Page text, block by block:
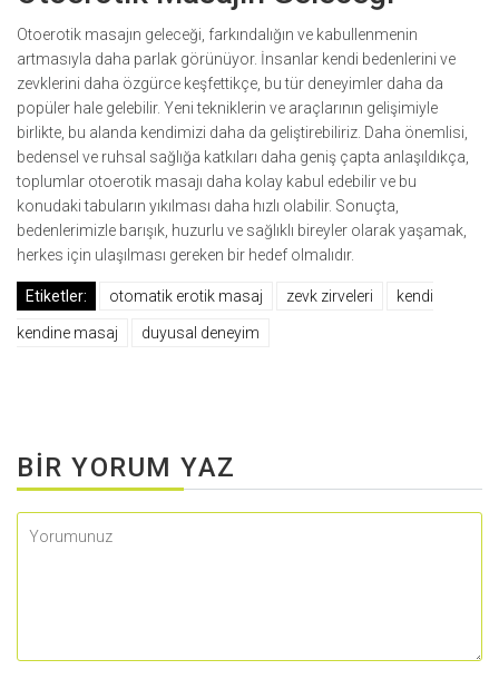
Otoerotik masajın geleceği, farkındalığın ve kabullenmenin
artmasıyla daha parlak görünüyor. İnsanlar kendi bedenlerini ve
zevklerini daha özgürce keşfettikçe, bu tür deneyimler daha da
popüler hale gelebilir. Yeni tekniklerin ve araçlarının gelişimiyle
birlikte, bu alanda kendimizi daha da geliştirebiliriz. Daha önemlisi,
bedensel ve ruhsal sağlığa katkıları daha geniş çapta anlaşıldıkça,
toplumlar otoerotik masajı daha kolay kabul edebilir ve bu
konudaki tabuların yıkılması daha hızlı olabilir. Sonuçta,
bedenlerimizle barışık, huzurlu ve sağlıklı bireyler olarak yaşamak,
herkes için ulaşılması gereken bir hedef olmalıdır.
Etiketler: otomatik erotik masaj zevk zirveleri kendi
kendine masaj duyusal deneyim
BIR YORUM YAZ